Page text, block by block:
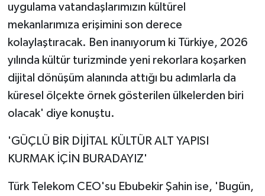
uygulama vatandaşlarımızın kültürel
mekanlarımıza erişimini son derece
kolaylaştıracak. Ben inanıyorum ki Türkiye, 2026
yılında kültür turizminde yeni rekorlara koşarken
dijital dönüşüm alanında attığı bu adımlarla da
küresel ölçekte örnek gösterilen ülkelerden biri
olacak' diye konuştu.
'GÜÇLÜ BİR DİJİTAL KÜLTÜR ALT YAPISI
KURMAK İÇİN BURADAYIZ'
Türk Telekom CEO'su Ebubekir Şahin ise, 'Bugün,